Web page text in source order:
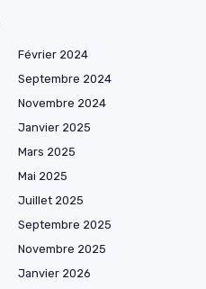
Février 2024
Septembre 2024
Novembre 2024
Janvier 2025
Mars 2025
Mai 2025
Juillet 2025
Septembre 2025
Novembre 2025
Janvier 2026